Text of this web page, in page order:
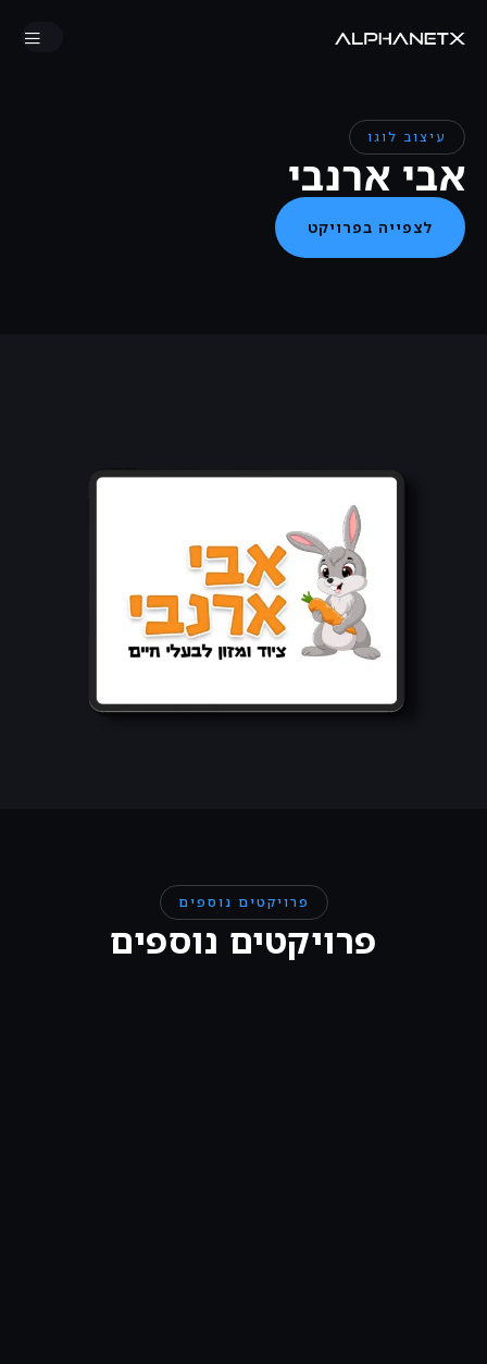
עיצוב לוגו
אבי ארנבי
לצפייה בפרויקט
פרויקטים נוספים
פרויקטים נוספים